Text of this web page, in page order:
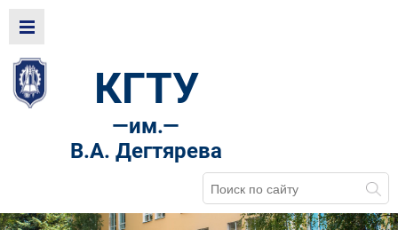
КГТУ
—им.—
В.А. Дегтярева